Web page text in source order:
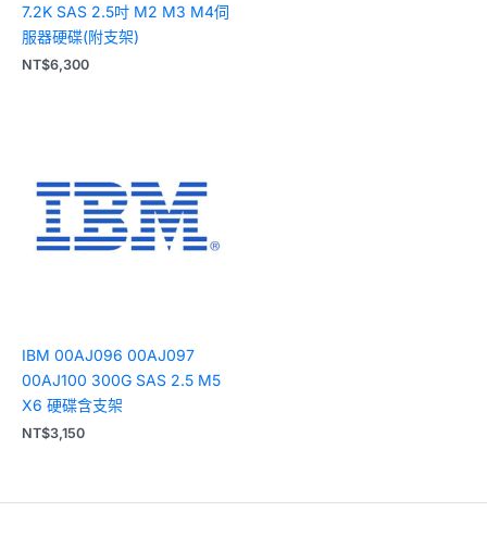
7.2K SAS 2.5吋 M2 M3 M4伺
服器硬碟(附支架)
NT$6,300
IBM 00AJ096 00AJ097
00AJ100 300G SAS 2.5 M5
X6 硬碟含支架
NT$3,150